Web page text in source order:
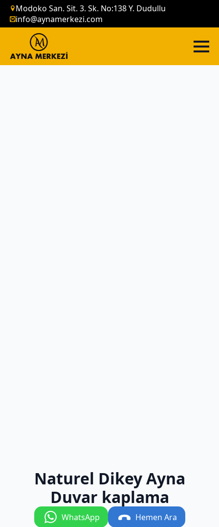
Modoko San. Sit. 3. Sk. No:138 Y. Dudullu
info@aynamerkezi.com
Naturel Dikey Ayna
Duvar kaplama
WhatsApp
Hemen Ara